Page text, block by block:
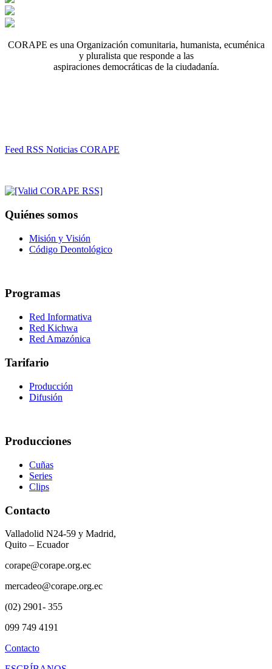
CORAPE es una Organización comunitaria, humanista, ecuménica
y pluralista que responde a las
aspiraciones democráticas de la ciudadanía.
Feed RSS Noticias CORAPE
Quiénes somos
Misión y Visión
Código Deontológico
Programas
Red Informativa
Red Kichwa
Red Amazónica
Tarifario
Producción
Difusión
Producciones
Cuñas
Series
Clips
Contacto
Valladolid N24-59 y Madrid,
Quito – Ecuador
corape@corape.org.ec
mercadeo@corape.org.ec
(02) 2901- 355
099 749 4191
Contacto